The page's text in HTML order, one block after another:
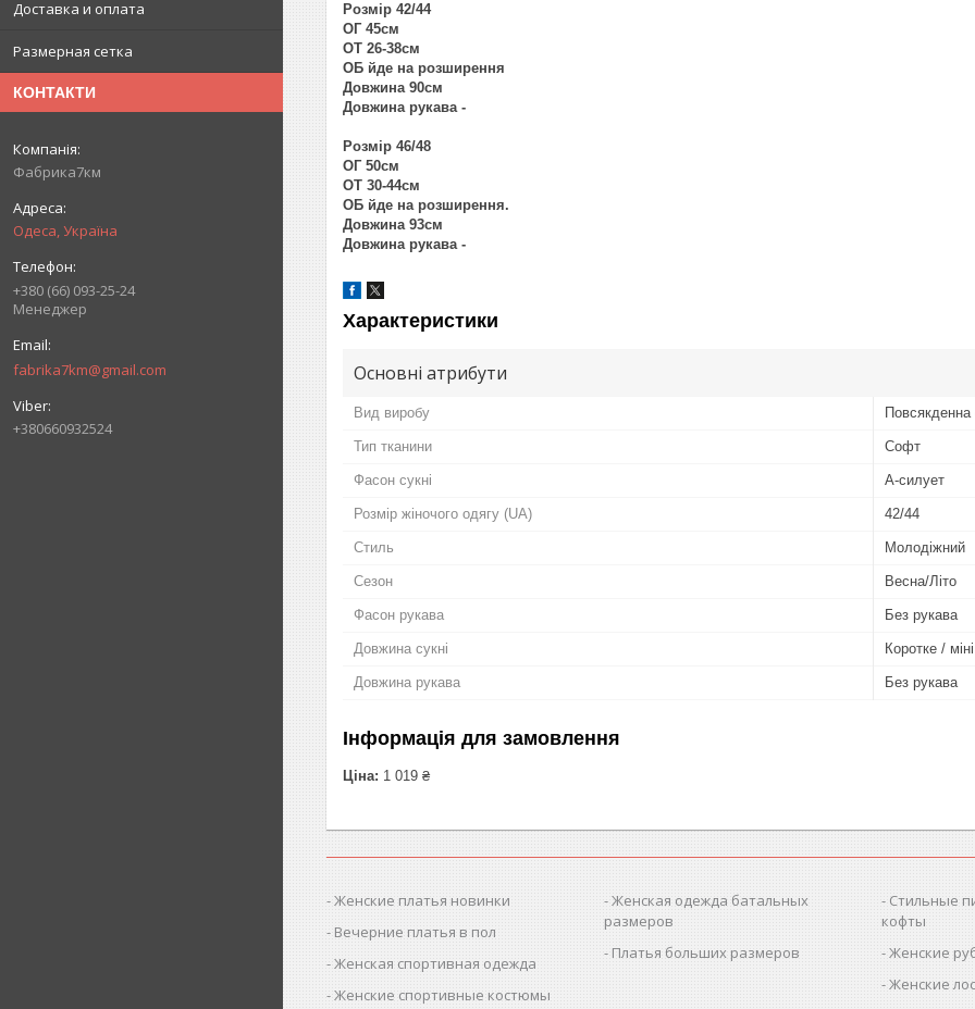
Доставка и оплата
Размерная сетка
КОНТАКТИ
Фабрика7км
Одеса, Україна
+380 (66) 093-25-24
Менеджер
fabrika7km@gmail.com
+380660932524
Розмір 42/44
ОГ 45см
ОТ 26-38см
ОБ йде на розширення
Довжина 90см
Довжина рукава -
Розмір 46/48
ОГ 50см
ОТ 30-44см
ОБ йде на розширення.
Довжина 93см
Довжина рукава -
Характеристики
Основні атрибути
Вид виробу Повсякденна
Тип тканини Софт
Фасон сукні А-силует
Розмір жіночого одягу (UA) 42/44
Стиль Молодіжний
Сезон Весна/Літо
Фасон рукава Без рукава
Довжина сукні Коротке / міні
Довжина рукава Без рукава
Інформація для замовлення
Ціна: 1 019 ₴
Женские платья новинки
Вечерние платья в пол
Женская спортивная одежда
Женские спортивные костюмы
Женская одежда батальных
размеров
Платья больших размеров
Стильные
кофты
Женские
Женские